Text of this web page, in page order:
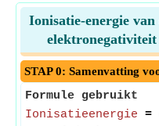
Ionisatie-energie
STAP 0: Samenvatting
Formule gebruikt
Ionisatieenergie =